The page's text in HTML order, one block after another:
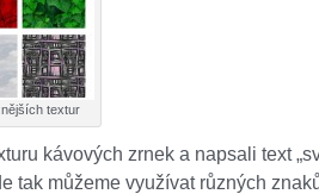
textur
kávových zrnek a napsali text
tak můžeme využívat různých